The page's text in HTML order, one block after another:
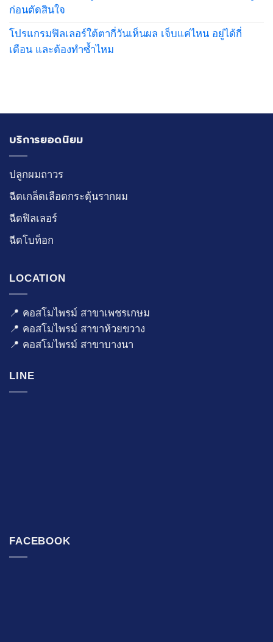
ก่อนตัดสินใจ
โปรแกรมฟิลเลอร์ใต้ตากี่วันเห็นผล เจ็บแค่ไหน อยู่ได้กี่
เดือน และต้องทำซ้ำไหม
บริการยอดนิยม
ปลูกผมถาวร
ฉีดเกล็ดเลือดกระตุ้นรากผม
ฉีดฟิลเลอร์
ฉีดโบท็อก
LOCATION
📍 คอสโมไพรม์ สาขาเพชรเกษม
📍 คอสโมไพรม์ สาขาห้วยขวาง
📍 คอสโมไพรม์ สาขาบางนา
LINE
FACEBOOK